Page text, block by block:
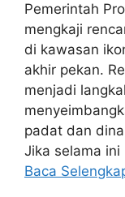
Pemerintah
mengkaji
di kawasan
akhir pekan.
menjadi
padat dan
Jika selama
Baca